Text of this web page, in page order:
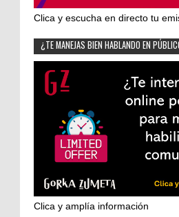
Clica y escucha en directo tu
¿TE MANEJAS BIEN HABLANDO EN
Clica y amplía información